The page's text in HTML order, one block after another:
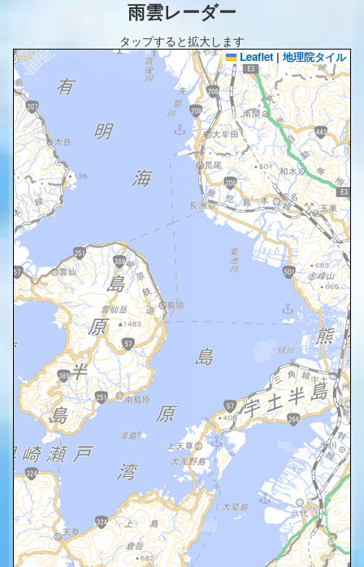
雨雲レーダー
タップすると拡大します
Leaflet | 地理院タイル